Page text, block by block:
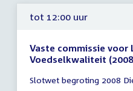
tot 12:00 uur
Vaste commissie voor
Voedselkwaliteit
vergadering
Slotwet begroting 2008